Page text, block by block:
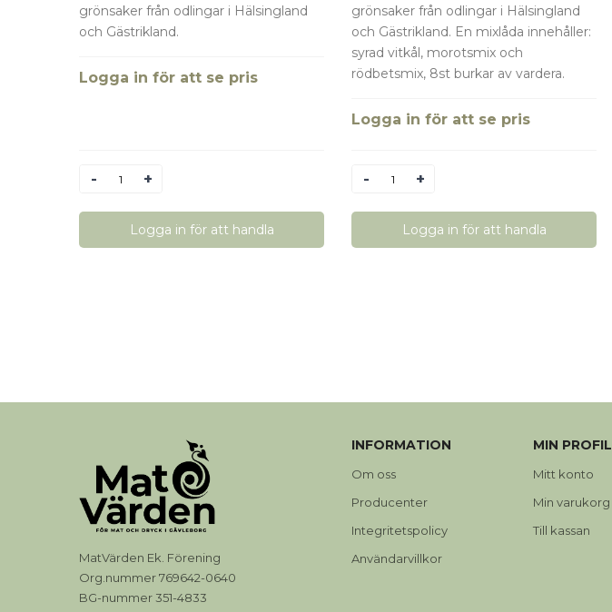
grönsaker från odlingar i Hälsingland
och Gästrikland.
Logga in för att se pris
Antal
Logga in för att handla
grönsaker från odlingar i Hälsingland
och Gästrikland. En mixlåda innehåller:
syrad vitkål, morotsmix och
rödbetsmix, 8st burkar av vardera.
Logga in för att se pris
Antal
Logga in för att handla
MatVärden Ek. Förening
Org.nummer 769642-0640
BG-nummer 351-4833
INFORMATION
Om oss
Producenter
Integritetspolicy
Användarvillkor
MIN PROFIL
Mitt konto
Min varukorg
Till kassan